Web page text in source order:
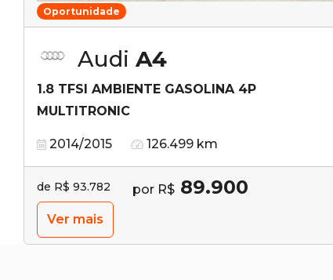
Oportunidade
Audi A4
1.8 TFSI AMBIENTE GASOLINA 4P
MULTITRONIC
2014/2015 126.499 km
de R$ 93.782 por R$ 89.900
Ver mais